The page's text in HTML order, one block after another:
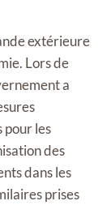
extérieure
Lors de
a
pour les
des
dans les
prises